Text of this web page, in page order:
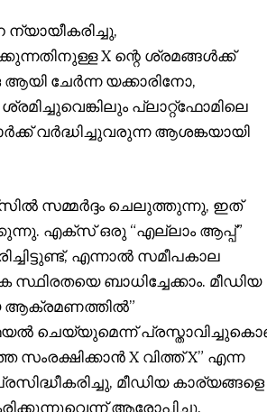
ന്യായീകരിച്ചു,
X ന്റെ ശ്രമങ്ങൾക്ക്
ചേർന്ന യക്കാരിനോ,
പ്ലാറ്റ്‌ഫോമിലെ
വർദ്ധിച്ചുവരുന്ന ആശങ്കയായി
സമ്മർദ്ദം ചെലുത്തുന്നു, ഇത്
എക്‌സ് ഒരു “എല്ലാം ആപ്പ്”
എന്നാൽ സമീപകാല
ബാധിച്ചേക്കാം. മീഡിയ
ആക്രമണത്തിൽ”
ചെയ്യുമെന്ന്
X വിത്ത് X” എന്ന
മീഡിയ കാര്യങ്ങളെ
ആരോപിച്ചു.